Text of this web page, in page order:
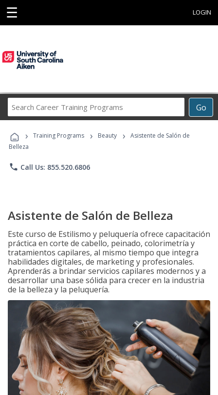
☰ LOGIN
Go
Career
Programs
› Training Programs › Beauty ›
Asistente de Salón de
Belleza
phone Call Us: 855.520.6806
Asistente de Salón de Belleza
Este curso de Estilismo y peluquería ofrece capacitación
práctica en corte de cabello, peinado, colorimetría y
tratamientos capilares, al mismo tiempo que integra
habilidades digitales, de marketing y profesionales.
Aprenderás a brindar servicios capilares modernos y a
desarrollar una base sólida para crecer en la industria
de la belleza y la peluquería.